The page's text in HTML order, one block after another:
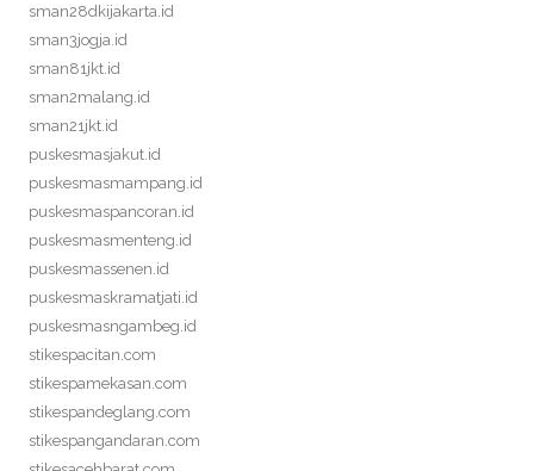
sman28dkijakarta.id
sman3jogja.id
sman81jkt.id
sman2malang.id
sman21jkt.id
puskesmasjakut.id
puskesmasmampang.id
puskesmaspancoran.id
puskesmasmenteng.id
puskesmassenen.id
puskesmaskramatjati.id
puskesmasngambeg.id
stikespacitan.com
stikespamekasan.com
stikespandeglang.com
stikespangandaran.com